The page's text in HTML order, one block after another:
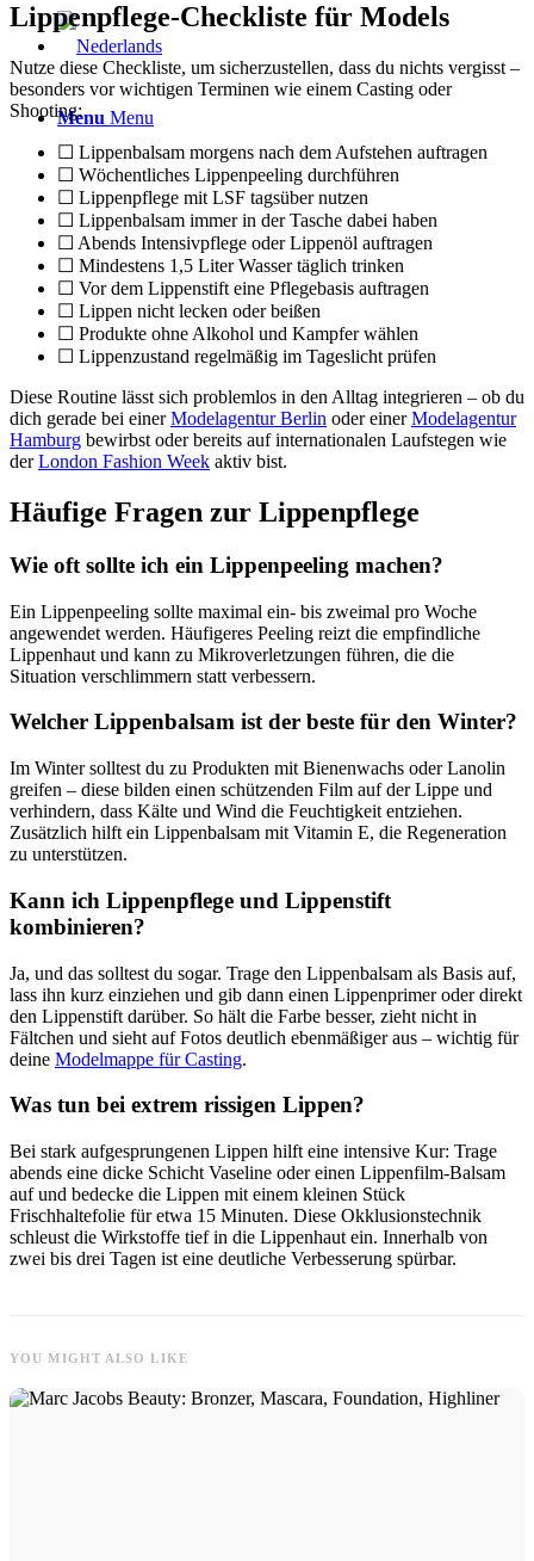
Menu Menu
Lippenpflege-Checkliste für Models
Nutze diese Checkliste, um sicherzustellen, dass du nichts vergisst –
besonders vor wichtigen Terminen wie einem Casting oder
Shooting:
☐ Lippenbalsam morgens nach dem Aufstehen auftragen
☐ Wöchentliches Lippenpeeling durchführen
☐ Lippenpflege mit LSF tagsüber nutzen
☐ Lippenbalsam immer in der Tasche dabei haben
☐ Abends Intensivpflege oder Lippenöl auftragen
☐ Mindestens 1,5 Liter Wasser täglich trinken
☐ Vor dem Lippenstift eine Pflegebasis auftragen
☐ Lippen nicht lecken oder beißen
☐ Produkte ohne Alkohol und Kampfer wählen
☐ Lippenzustand regelmäßig im Tageslicht prüfen
Diese Routine lässt sich problemlos in den Alltag integrieren – ob du
dich gerade bei einerModelagentur Berlin oder einerModelagentur
Hamburg bewirbst oder bereits auf internationalen Laufstegen wie
derLondon Fashion Week aktiv bist.
Häufige Fragen zur Lippenpflege
Wie oft sollte ich ein Lippenpeeling machen?
Ein Lippenpeeling sollte maximal ein- bis zweimal pro Woche
angewendet werden. Häufigeres Peeling reizt die empfindliche
Lippenhaut und kann zu Mikroverletzungen führen, die die
Situation verschlimmern statt verbessern.
Welcher Lippenbalsam ist der beste für den Winter?
Im Winter solltest du zu Produkten mit Bienenwachs oder Lanolin
greifen – diese bilden einen schützenden Film auf der Lippe und
verhindern, dass Kälte und Wind die Feuchtigkeit entziehen.
Zusätzlich hilft ein Lippenbalsam mit Vitamin E, die Regeneration
zu unterstützen.
Kann ich Lippenpflege und Lippenstift
kombinieren?
Ja, und das solltest du sogar. Trage den Lippenbalsam als Basis auf,
lass ihn kurz einziehen und gib dann einen Lippenprimer oder direkt
den Lippenstift darüber. So hält die Farbe besser, zieht nicht in
Fältchen und sieht auf Fotos deutlich ebenmäßiger aus – wichtig für
deine Modelmappe für Casting.
Was tun bei extrem rissigen Lippen?
Bei stark aufgesprungenen Lippen hilft eine intensive Kur: Trage
abends eine dicke Schicht Vaseline oder einen Lippenfilm-Balsam
auf und bedecke die Lippen mit einem kleinen Stück
Frischhaltefolie für etwa 15 Minuten. Diese Okklusionstechnik
schleust die Wirkstoffe tief in die Lippenhaut ein. Innerhalb von
zwei bis drei Tagen ist eine deutliche Verbesserung spürbar.
YOU MIGHT ALSO LIKE